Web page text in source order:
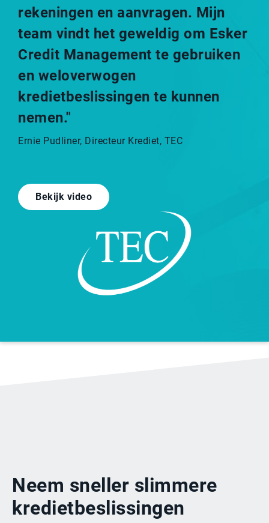
rekeningen en aanvragen. Mijn
team vindt het geweldig om Esker
Credit Management te gebruiken
en weloverwogen
kredietbeslissingen te kunnen
nemen."
Ernie Pudliner, Directeur Krediet, TEC
Bekijk video
Neem sneller slimmere
kredietbeslissingen